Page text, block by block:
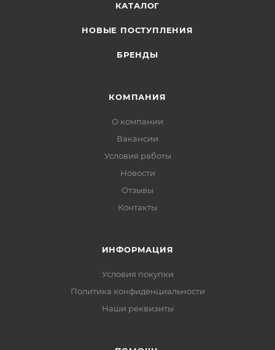
КАТАЛОГ
НОВЫЕ ПОСТУПЛЕНИЯ
БРЕНДЫ
КОМПАНИЯ
О компании
Вакансии
Условия работы
Новости
Отзывы
Контакты
ИНФОРМАЦИЯ
Условия покупки
Политика конфиденциальности
Наши реквизиты